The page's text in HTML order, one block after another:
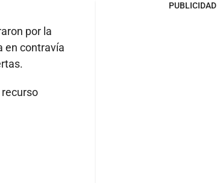
por la
en contravía
PUBLICIDAD